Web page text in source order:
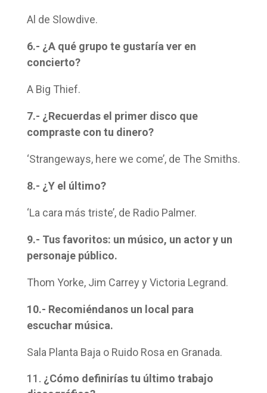
Al de Slowdive.
6.- ¿A qué grupo te gustaría ver en
concierto?
A Big Thief.
7.- ¿Recuerdas el primer disco que
compraste con tu dinero?
‘Strangeways, here we come’, de The Smiths.
8.- ¿Y el último?
‘La cara más triste’, de Radio Palmer.
9.- Tus favoritos: un músico, un actor y un
personaje público.
Thom Yorke, Jim Carrey y Victoria Legrand.
10.- Recomiéndanos un local para
escuchar música.
Sala Planta Baja o Ruido Rosa en Granada.
¿Cómo definirías tu último trabajo